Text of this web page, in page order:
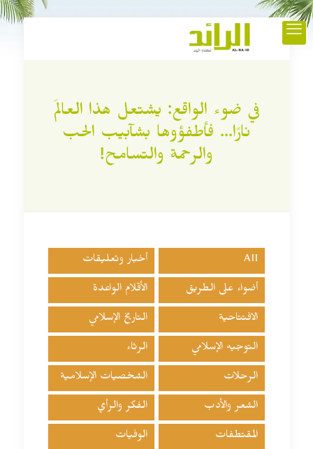
في ضوء الواقع: يشتعل هذا العالَم
نارًا… فأطفؤوها بشآبيب الحب
والرحمة والتسامح!
All أخبار وتعليقات
أضواء على الطريق الأقلام الواعدة
الافتتاحية التاريخ الإسلامي
التوجيه الإسلامي الرثاء
الرحلات الشخصيات الإسلامية
الشعر والأدب الفكر والرأي
المقتطفات الوفيات